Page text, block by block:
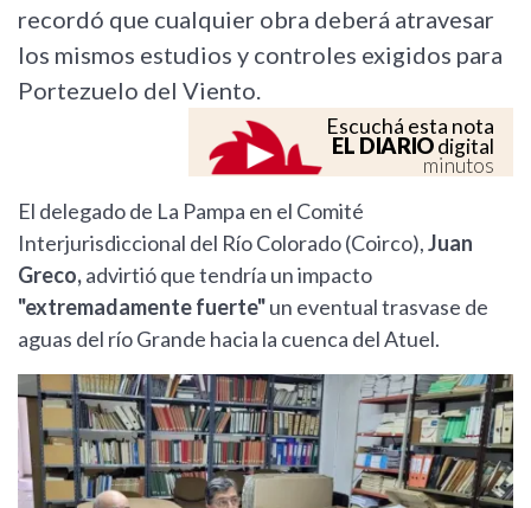
recordó que cualquier obra deberá atravesar
los mismos estudios y controles exigidos para
Portezuelo del Viento.
Escuchá esta nota
EL DIARIOdigital
minutos
El delegado de La Pampa en el Comité
Interjurisdiccional del Río Colorado (Coirco),Juan
Greco,advirtió que tendría un impacto
"extremadamente fuerte"un eventual trasvase de
aguas del río Grande hacia la cuenca del Atuel.